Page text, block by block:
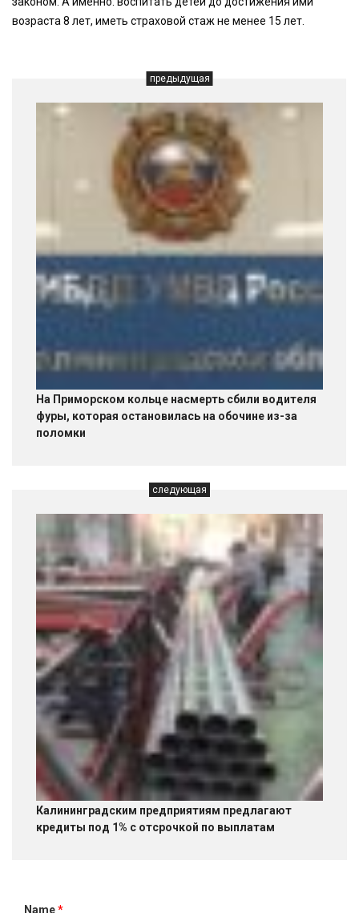
возраста 8 лет, иметь страховой стаж не менее 15 лет.
предыдущая
На Приморском кольце насмерть сбили водителя
фуры, которая остановилась на обочине из-за
поломки
следующая
Калининградским предприятиям предлагают
кредиты под 1% с отсрочкой по выплатам
Name*